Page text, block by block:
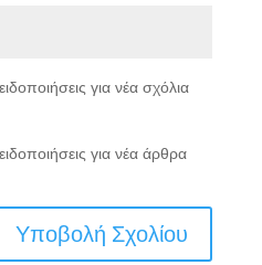
για νέα σχόλια
για νέα άρθρα